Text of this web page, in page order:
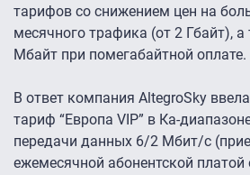
тарифов со снижением цен на
месячного трафика (от 2 Гбайт), а
Мбайт при помегабайтной оплате.
В ответ компания AltegroSky
тариф “Европа VIP” в Ка-
передачи данных 6/2 Мбит/с
ежемесячной абонентской платой